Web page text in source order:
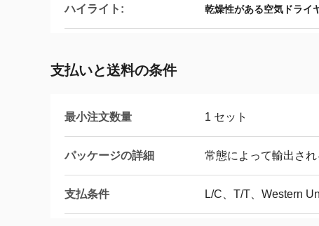
ハイライト: 乾燥性がある空気ドライ
支払いと送料の条件
最小注文数量 1 セット
パッケージの詳細 常態によって輸出さ
支払条件 L/C、T/T、Western